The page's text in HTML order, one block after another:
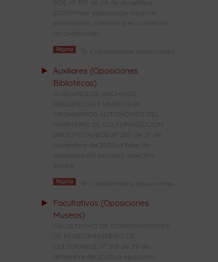
BOE nº 313 de 29 de diciembre
2025Primer ejercicioDe carácter
eliminatorio, consistirá en contestar
un cuestionari...
Página Cuestionarios oposiciones
Auxiliares (Oposiciones
Bibliotecas)
AUXILIARES DE ARCHIVOS,
BIBLIOTECAS Y MUSEOS DE
ORGANISMOS AUTÓNOMOS DEL
MINISTERIO DE CULTURASECCIÓN
BIBLIOTECASBOE nº 280 de 21 de
noviembre de 2025La fase de
oposición del proceso selectivo
estará ...
Página Cuestionarios oposiciones
Facultativos (Oposiciones
Museos)
FACULTATIVO DE CONSERVADORES
DE MUSEOMINISTERIO DE
CULTURABOE nº 313 de 29 de
diciembre de 2025La oposición